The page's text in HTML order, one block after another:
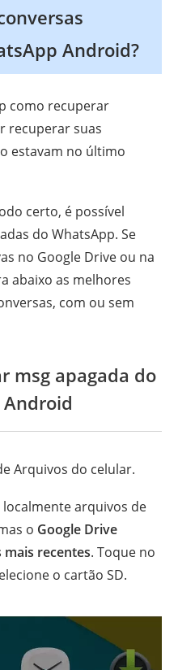
Android?
como recuperar
recuperar suas
estavam no último
certo, é possível
do WhatsApp. Se
no Google Drive ou na
abaixo as melhores
com ou sem
msg apagada do
Arquivos do celular.
arquivos de
o Google Drive
recentes. Toque no
o cartão SD.